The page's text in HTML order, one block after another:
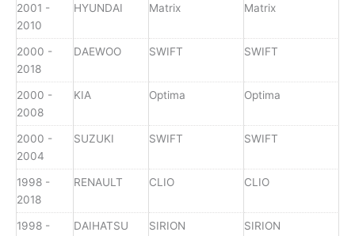
2001 -
2010
HYUNDAI Matrix Matrix
2000 -
2018
DAEWOO SWIFT SWIFT
2000 -
2008
KIA Optima Optima
2000 -
2004
SUZUKI SWIFT SWIFT
1998 -
2018
RENAULT CLIO CLIO
1998 -
DAIHATSU SIRION SIRION